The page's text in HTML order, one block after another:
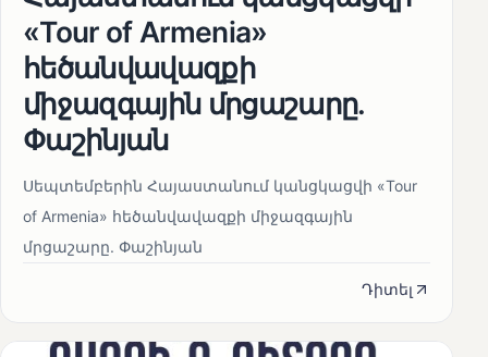
«Tour of Armenia»
հեծանվավազքի
միջազգային մրցաշարը.
Փաշինյան
Սեպտեմբերին Հայաստանում կանցկացվի «Tour
of Armenia» հեծանվավազքի միջազգային
մրցաշարը. Փաշինյան
Դիտել